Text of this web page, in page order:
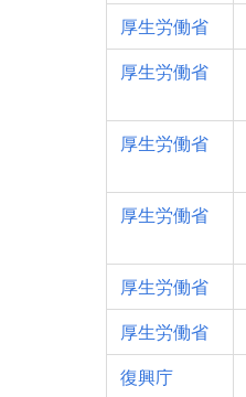
厚生労働省
厚生労働省
厚生労働省
厚生労働省
厚生労働省
厚生労働省
復興庁